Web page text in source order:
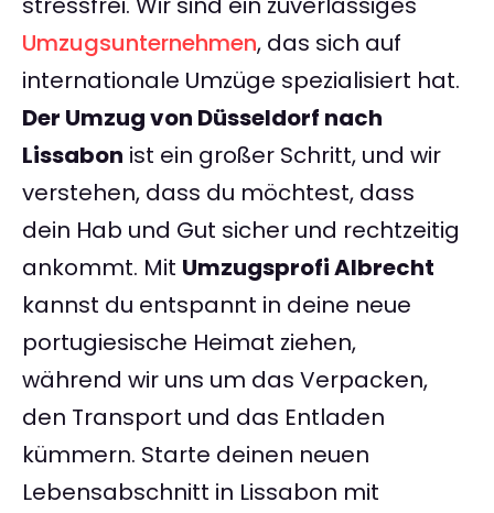
Umzugsunternehmen, das sich auf
internationale Umzüge spezialisiert hat.
Der Umzug von Düsseldorf nach
Lissabon ist ein großer Schritt, und wir
verstehen, dass du möchtest, dass
dein Hab und Gut sicher und rechtzeitig
ankommt. Mit Umzugsprofi Albrecht
kannst du entspannt in deine neue
portugiesische Heimat ziehen,
während wir uns um das Verpacken,
den Transport und das Entladen
kümmern. Starte deinen neuen
Lebensabschnitt in Lissabon mit